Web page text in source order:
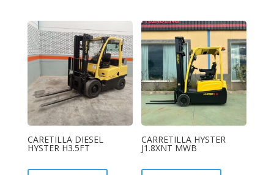
CARETILLA DIESEL
HYSTER H3.5FT
CARRETILLA HYSTER
J1.8XNT MWB